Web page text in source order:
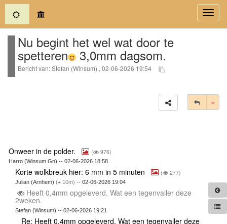
(current)
Nu begint het wel wat door te
spetteren 3,0mm dagsom.
Bericht van: Stefan (Winsum) , 02-06-2026 19:54
Onweer in de polder. ( 976)
Harro (Winsum Gn) -- 02-06-2026 18:58
Korte wolkbreuk hier: 6 mm in 5 minuten ( 277)
Julian (Arnhem) ( 10m) -- 02-06-2026 19:04
Heeft 0,4mm opgeleverd. Wat een tegenvaller deze
2weken.
Stefan (Winsum) -- 02-06-2026 19:21
Re: Heeft 0,4mm opgeleverd. Wat een tegenvaller deze